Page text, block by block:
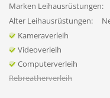
Marken Leihausrüstungen:
Alter Leihausrüstungen:
Kameraverleih
Videoverleih
Computerverleih
Rebreatherverleih